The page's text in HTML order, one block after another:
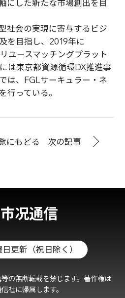
にした新たな市場創出を目
社会の実現に寄与するビジ
を目指し、2019年に
ユースマッチングプラット
は東京都資源循環DX推進事
は、FGLサーキュラー・ネ
行っている。
にもどる 次の記事
况通信
更新（祝日除く）
の無断転載を禁じます。著作権は
社に帰属します。